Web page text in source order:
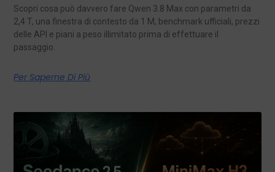
Scopri cosa può davvero fare Qwen 3.8 Max con parametri da
2,4 T, una finestra di contesto da 1 M, benchmark ufficiali, prezzi
delle API e piani a peso illimitato prima di effettuare il
passaggio.
Per Saperne Di Più